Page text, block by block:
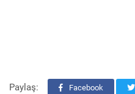
Paylaş: Facebook